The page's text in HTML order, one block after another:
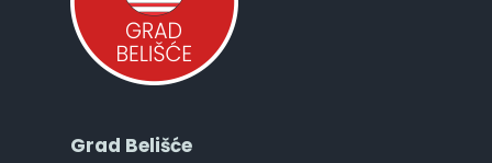
Grad Belišće